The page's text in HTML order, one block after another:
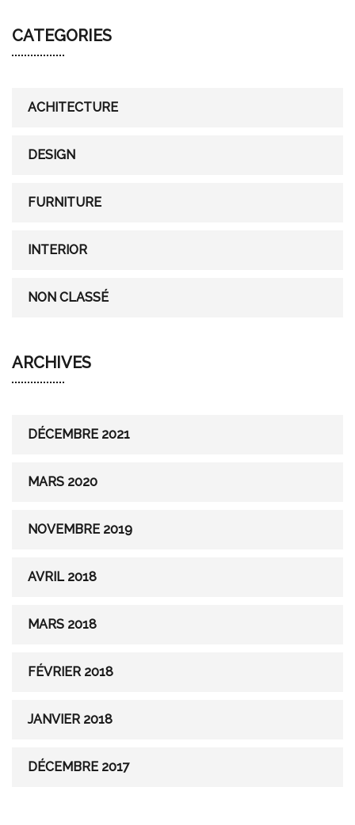
r
c
CATEGORIES
ACHITECTURE
DESIGN
FURNITURE
INTERIOR
NON CLASSÉ
ARCHIVES
DÉCEMBRE 2021
MARS 2020
NOVEMBRE 2019
AVRIL 2018
MARS 2018
FÉVRIER 2018
JANVIER 2018
DÉCEMBRE 2017